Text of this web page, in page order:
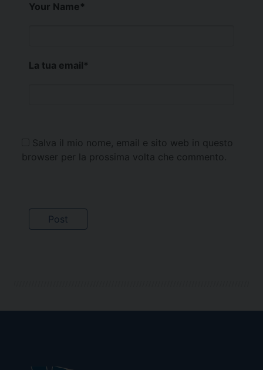
Your Name*
La tua email*
Salva il mio nome, email e sito web in questo
browser per la prossima volta che commento.